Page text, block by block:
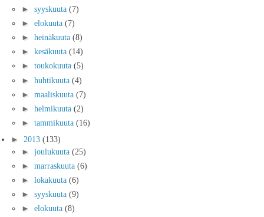
► syyskuuta (7)
► elokuuta (7)
► heinäkuuta (8)
► kesäkuuta (14)
► toukokuuta (5)
► huhtikuuta (4)
► maaliskuuta (7)
► helmikuuta (2)
► tammikuuta (16)
► 2013 (133)
► joulukuuta (25)
► marraskuuta (6)
► lokakuuta (6)
► syyskuuta (9)
► elokuuta (8)